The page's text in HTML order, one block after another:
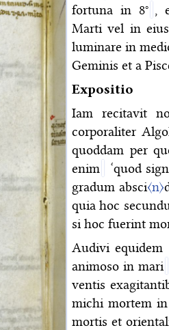
fortuna in 8° ,
Marti vel in
luminare in
Geminis et a
Expositio
Iam recitavit
corporaliter
quoddam per
enim
‘quod
gradum absci〈n〉
quia hoc
si hoc fuerint
Audivi equidem
animoso in mari
ventis
michi mortem
mortis et